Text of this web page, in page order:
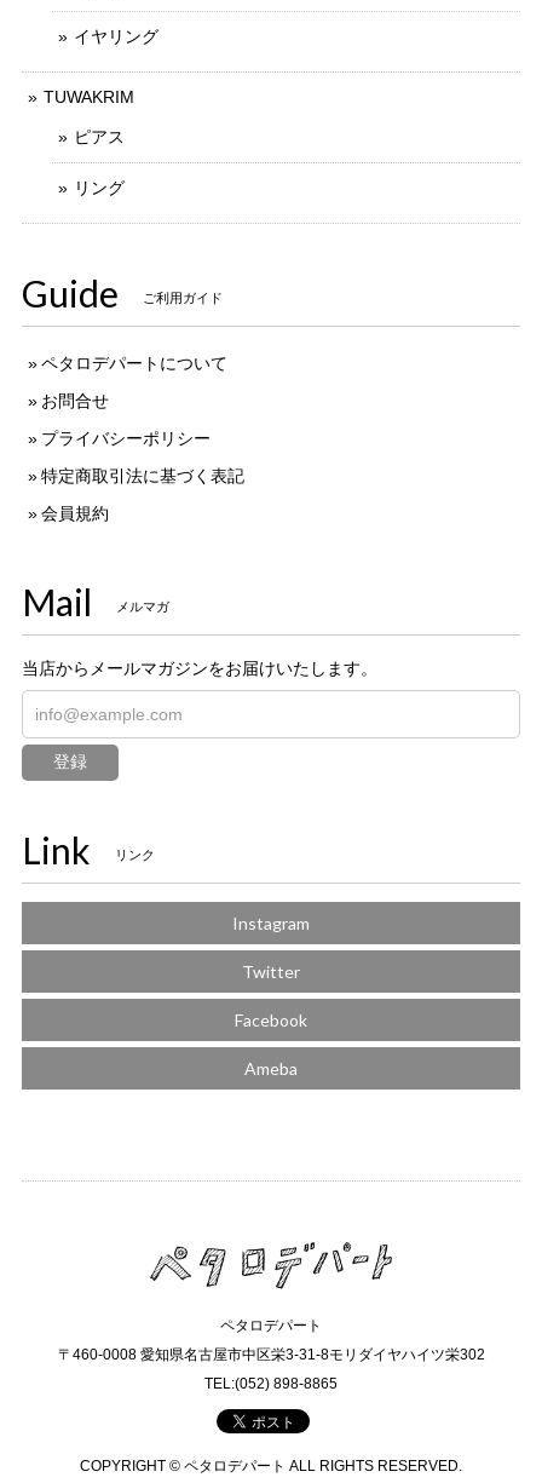
イヤリング
TUWAKRIM
ピアス
リング
Guide ご利用ガイド
ペタロデパートについて
お問合せ
プライバシーポリシー
特定商取引法に基づく表記
会員規約
Mail メルマガ
当店からメールマガジンをお届けいたします。
登録
Link リンク
Instagram
Twitter
Facebook
Ameba
ペタロデパート
〒460-0008 愛知県名古屋市中区栄3-31-8モリダイヤハイツ栄302
TEL:(052) 898-8865
COPYRIGHT © ペタロデパート ALL RIGHTS RESERVED.